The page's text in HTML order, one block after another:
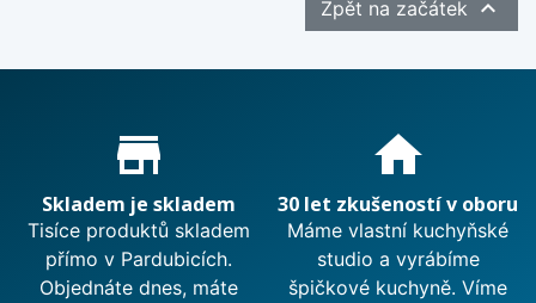
Zpět na začátek 
Proč nakupovat u nás?
store_mall_directory
Skladem je skladem
Tisíce produktů skladem
přímo v Pardubicích.
Objednáte dnes, máte
home
30 let zkušeností v oboru
Máme vlastní kuchyňské
studio a vyrábíme
špičkové kuchyně. Víme